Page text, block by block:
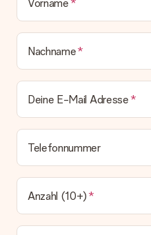
bleibt eine echte Überraschung!
Vorname
Nachname
Deine E-Mail Adresse
Telefonnummer
Anzahl (10+)